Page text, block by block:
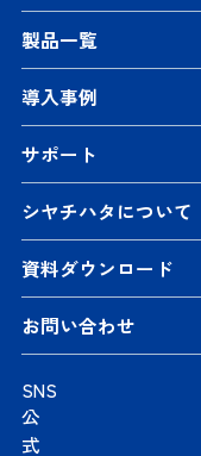
製品一覧
導入事例
サポート
シヤチハタについて
資料ダウンロード
お問い合わせ
SNS
公
式